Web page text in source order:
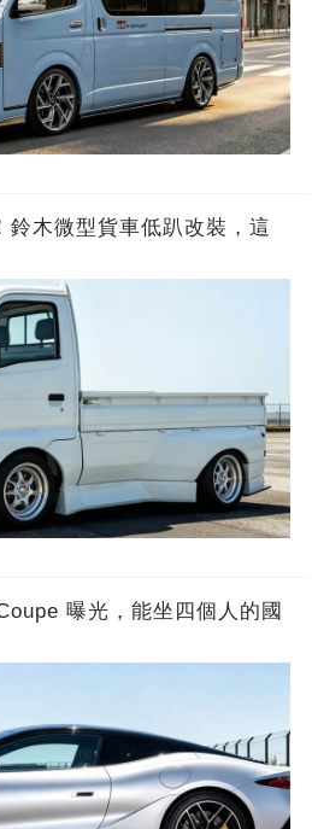
鈴木微型貨車低趴改裝，這
曝光，能坐四個人的國